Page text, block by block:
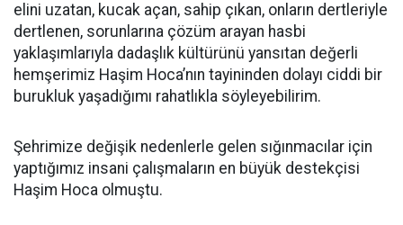
elini uzatan, kucak açan, sahip çıkan, onların dertleriyle
dertlenen, sorunlarına çözüm arayan hasbi
yaklaşımlarıyla dadaşlık kültürünü yansıtan değerli
hemşerimiz Haşim Hoca’nın tayininden dolayı ciddi bir
burukluk yaşadığımı rahatlıkla söyleyebilirim.
Şehrimize değişik nedenlerle gelen sığınmacılar için
yaptığımız insani çalışmaların en büyük destekçisi
Haşim Hoca olmuştu.